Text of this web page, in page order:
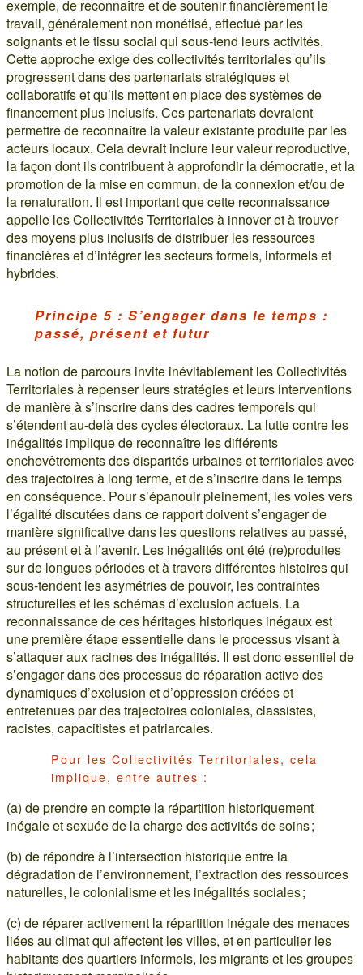
exemple, de reconnaître et de soutenir financièrement le
travail, généralement non monétisé, effectué par les
soignants et le tissu social qui sous-tend leurs activités.
Cette approche exige des collectivités territoriales qu’ils
progressent dans des partenariats stratégiques et
collaboratifs et qu’ils mettent en place des systèmes de
financement plus inclusifs. Ces partenariats devraient
permettre de reconnaître la valeur existante produite par les
acteurs locaux. Cela devrait inclure leur valeur reproductive,
la façon dont ils contribuent à approfondir la démocratie, et la
promotion de la mise en commun, de la connexion et/ou de
la renaturation. Il est important que cette reconnaissance
appelle les Collectivités Territoriales à innover et à trouver
des moyens plus inclusifs de distribuer les ressources
financières et d’intégrer les secteurs formels, informels et
hybrides.
Principe 5 : S’engager dans le temps :
passé, présent et futur
La notion de parcours invite inévitablement les Collectivités
Territoriales à repenser leurs stratégies et leurs interventions
de manière à s’inscrire dans des cadres temporels qui
s’étendent au-delà des cycles électoraux. La lutte contre les
inégalités implique de reconnaître les différents
enchevêtrements des disparités urbaines et territoriales avec
des trajectoires à long terme, et de s’inscrire dans le temps
en conséquence. Pour s’épanouir pleinement, les voies vers
l’égalité discutées dans ce rapport doivent s’engager de
manière significative dans les questions relatives au passé,
au présent et à l’avenir. Les inégalités ont été (re)produites
sur de longues périodes et à travers différentes histoires qui
sous-tendent les asymétries de pouvoir, les contraintes
structurelles et les schémas d’exclusion actuels. La
reconnaissance de ces héritages historiques inégaux est
une première étape essentielle dans le processus visant à
s’attaquer aux racines des inégalités. Il est donc essentiel de
s’engager dans des processus de réparation active des
dynamiques d’exclusion et d’oppression créées et
entretenues par des trajectoires coloniales, classistes,
racistes, capacitistes et patriarcales.
Pour les Collectivités Territoriales, cela
implique, entre autres :
(a) de prendre en compte la répartition historiquement
inégale et sexuée de la charge des activités de soins ;
(b) de répondre à l’intersection historique entre la
dégradation de l’environnement, l’extraction des ressources
naturelles, le colonialisme et les inégalités sociales ;
(c) de réparer activement la répartition inégale des menaces
liées au climat qui affectent les villes, et en particulier les
habitants des quartiers informels, les migrants et les groupes